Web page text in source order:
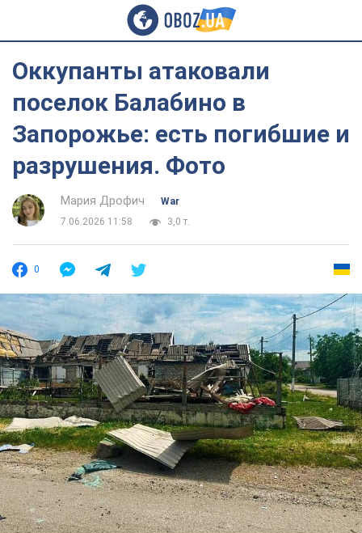
Оккупанты атаковали
поселок Балабино в
Запорожье: есть погибшие и
разрушения. Фото
Мария Дрофич
War
7.06.2026 11:58
3,0 т.
0